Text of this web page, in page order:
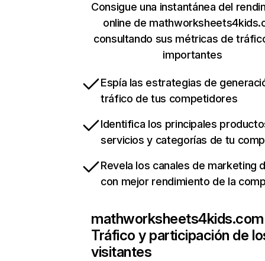
Consigue una instantánea del
online de
consultando sus métricas de
importantes
Espía las estrategias de
tráfico de tus competidores
Identifica los principales
servicios y categorías de tu
Revela los canales de marketing
con mejor rendimiento de la
mathworksheets4kids.com
Tráfico y participación de
visitantes